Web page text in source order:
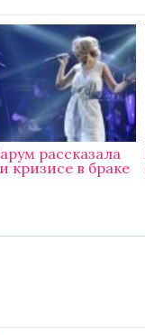
рассказала
кризисе в браке